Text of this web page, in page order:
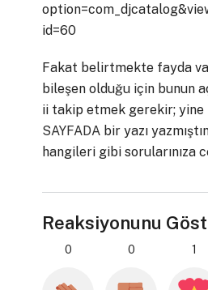
id=60
Fakat belirtmekte fayda
bileşen olduğu için bunun
ii takip etmek gerekir; yine
SAYFADA bir yazı
hangileri gibi sorularınıza
Reaksiyonunu
0 0 1